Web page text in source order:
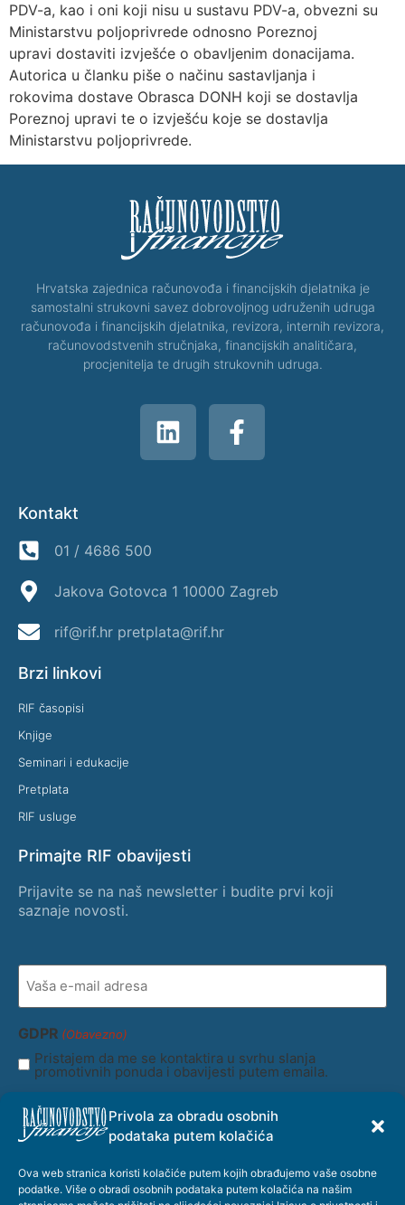
Privola za obradu osobnih
podataka putem kolačića
Ova web stranica koristi kolačiće putem kojih obrađujemo vaše osobne
podatke. Više o obradi osobnih podataka putem kolačića na našim
PDV-a, kao i oni koji nisu u sustavu PDV-a, obvezni su
Ministarstvu poljoprivrede odnosno Poreznoj
upravi dostaviti izvješće o obavljenim donacijama.
Autorica u članku piše o načinu sastavljanja i
rokovima dostave Obrasca DONH koji se dostavlja
Poreznoj upravi te o izvješću koje se dostavlja
Ministarstvu poljoprivrede.
Hrvatska zajednica računovođa i financijskih djelatnika je
samostalni strukovni savez dobrovoljnog udruženih udruga
računovođa i financijskih djelatnika, revizora, internih revizora,
računovodstvenih stručnjaka, financijskih analitičara,
procjenitelja te drugih strukovnih udruga.
Kontakt
01 / 4686 500
Jakova Gotovca 1 10000 Zagreb
rif@rif.hr pretplata@rif.hr
Brzi linkovi
RIF časopisi
Knjige
Seminari i edukacije
Pretplata
RIF usluge
Primajte RIF obavijesti
Prijavite se na naš newsletter i budite prvi koji
saznaje novosti.
Vaša
e-
adresa
(Obavezno)
GDPR (Obavezno)
Pristajem da me se kontaktira u svrhu slanja
promotivnih ponuda i obavijesti putem emaila.